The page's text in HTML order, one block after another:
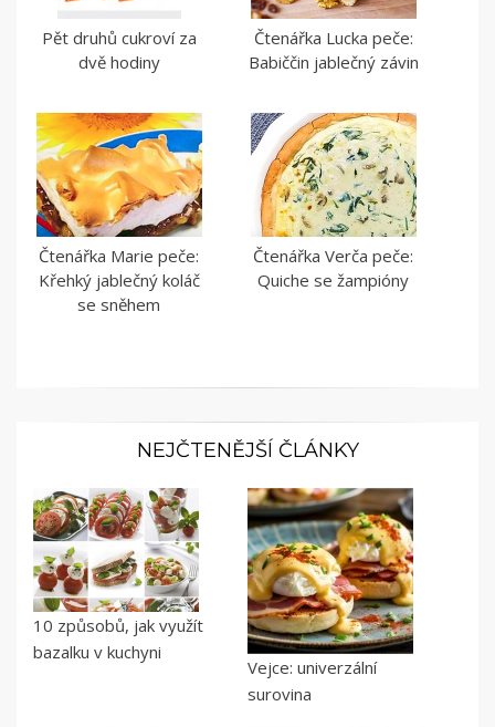
Pět druhů cukroví za
dvě hodiny
Čtenářka Lucka peče:
Babiččin jablečný závin
Čtenářka Marie peče:
Křehký jablečný koláč
se sněhem
Čtenářka Verča peče:
Quiche se žampióny
NEJČTENĚJŠÍ ČLÁNKY
10 způsobů, jak využít
bazalku v kuchyni
Vejce: univerzální
surovina